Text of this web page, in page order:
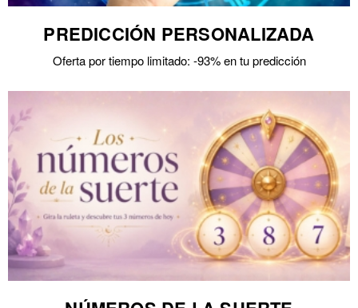
PREDICCIÓN PERSONALIZADA
Oferta por tiempo limitado: -93% en tu predicción